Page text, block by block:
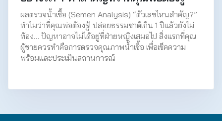
ผลตรวจน้ำเชื้อ (Semen Analysis) “ตัวเลขไหนสำคัญ?”
ทำไมว่าที่คุณพ่อต้องรู้! ปล่อยธรรมชาติเกิน 1 ปีแล้วยังไม่
ท้อง… ปัญหาอาจไม่ได้อยู่ที่ฝ่ายหญิงเสมอไป สิ่งแรกที่คุณ
ผู้ชายควรทำคือการตรวจคุณภาพน้ำเชื้อ เพื่อเช็คความ
พร้อมและประเมินสถานการณ์